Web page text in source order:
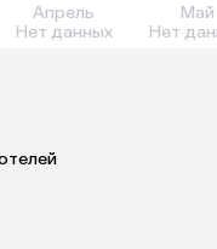
Апрель
Нет данных
Май
Нет